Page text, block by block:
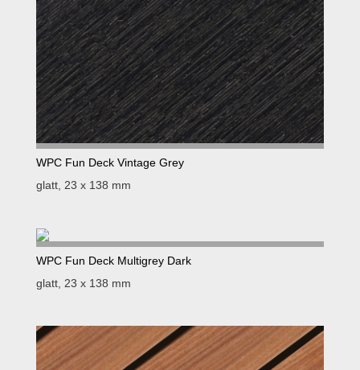
WPC Fun Deck Vintage Grey
glatt, 23 x 138 mm
WPC Fun Deck Multigrey Dark
glatt, 23 x 138 mm